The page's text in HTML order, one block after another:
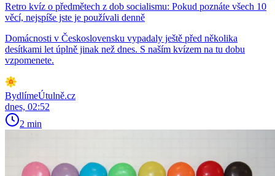
Retro kvíz o předmětech z dob socialismu: Pokud poznáte všech 10
věcí, nejspíše jste je používali denně
Domácnosti v Československu vypadaly ještě před několika
desítkami let úplně jinak než dnes. S naším kvízem na tu dobu
vzpomenete.
BydlímeÚtulně.cz
dnes, 02:52
2 min